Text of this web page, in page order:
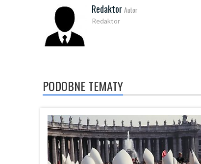
Redaktor Autor
Redaktor
PODOBNE TEMATY